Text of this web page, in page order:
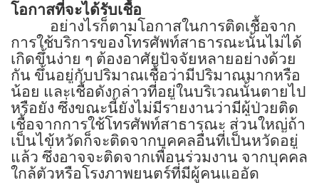
โอกาสที่จะได้รับเชื้อ
อย่างไรก็ตามโอกาสในการติดเชื้อจาก
การใช้บริการของโทรศัพท์สาธารณะนั้นไม่ได้
เกิดขึ้นง่าย ๆ ต้องอาศัยปัจจัยหลายอย่างด้วย
กัน ขึ้นอยู่กับปริมาณเชื้อว่ามีปริมาณมากหรือ
น้อย และเชื้อดังกล่าวที่อยู่ในบริเวณนั้นตายไป
หรือยัง ซึ่งขณะนี้ยังไม่มีรายงานว่ามีผู้ป่วยติด
เชื้อจากการใช้โทรศัพท์สาธารณะ ส่วนใหญ่ถ้า
เป็นไข้หวัดก็จะติดจากบุคคลอื่นที่เป็นหวัดอยู่
แล้ว ซึ่งอาจจะติดจากเพื่อนร่วมงาน จากบุคคล
ใกล้ตัวหรือโรงภาพยนตร์ที่มีผู้คนแออัด